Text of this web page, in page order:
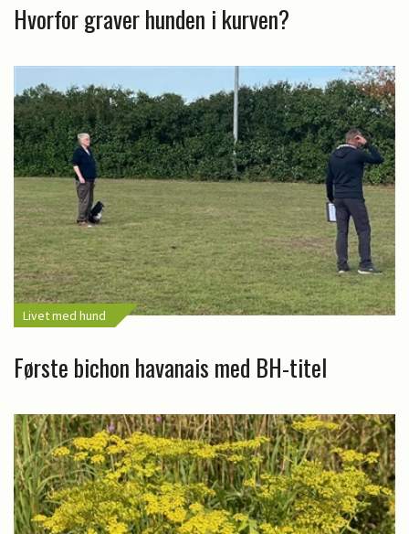
Hvorfor graver hunden i kurven?
Livet med hund
Første bichon havanais med BH-titel